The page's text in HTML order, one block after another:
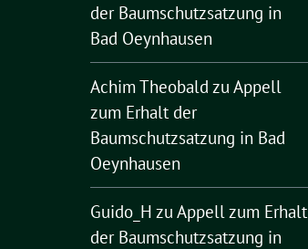
der Baumschutzsatzung in
Bad Oeynhausen
Achim Theobald zu Appell
zum Erhalt der
Baumschutzsatzung in Bad
Oeynhausen
Guido_H zu Appell zum Erhalt
der Baumschutzsatzung in